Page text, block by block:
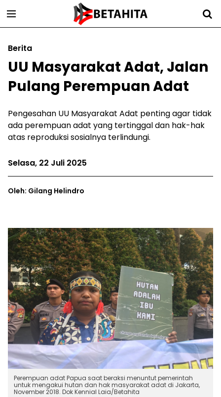
Berita
UU Masyarakat Adat, Jalan
Pulang Perempuan Adat
Pengesahan UU Masyarakat Adat penting agar tidak
ada perempuan adat yang tertinggal dan hak-hak
atas reproduksi sosialnya terlindungi.
Selasa, 22 Juli 2025
Oleh: Gilang Helindro
Perempuan adat Papua saat beraksi menuntut pemerintah
untuk mengakui hutan dan hak masyarakat adat di Jakarta,
November 2018. Dok Kennial Laia/Betahita